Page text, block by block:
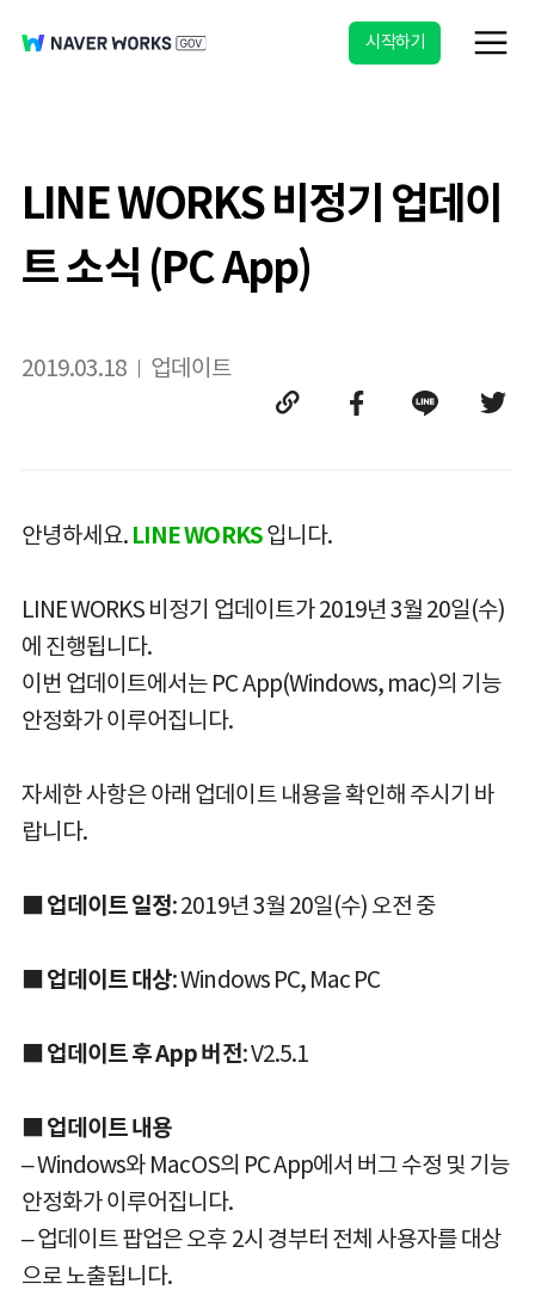
시작하기
LINE WORKS 비정기 업데이
트 소식 (PC App)
2019.03.18 업데이트
안녕하세요. LINE WORKS입니다.
LINE WORKS 비정기 업데이트가 2019년 3월 20일(수)
에 진행됩니다.
이번 업데이트에서는 PC App(Windows, mac)의 기능
안정화가 이루어집니다.
자세한 사항은 아래 업데이트 내용을 확인해 주시기 바
랍니다.
■ 업데이트 일정: 2019년 3월 20일(수) 오전 중
■ 업데이트 대상: Windows PC, Mac PC
■ 업데이트 후 App 버전: V2.5.1 ​
■ 업데이트 내용
– Windows와 MacOS의 PC App에서 버그 수정 및 기능
안정화가 이루어집니다.
– 업데이트 팝업은 오후 2시 경부터 전체 사용자를 대상
으로 노출됩니다.